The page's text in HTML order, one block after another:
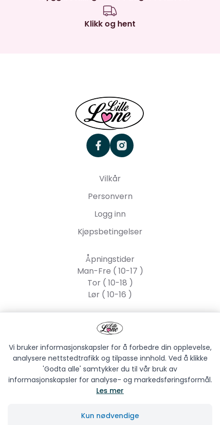
Klikk og hent
facebookinstagram
Vilkår
Personvern
Logg inn
Kjøpsbetingelser
Åpningstider
Man-Fre ( 10-17 )
Tor ( 10-18 )
Lør ( 10-16 )
Strandgata 55, 2317
Hamar
Vi bruker informasjonskapsler for å forbedre din opplevelse,
analysere nettstedtrafikk og tilpasse innhold. Ved å klikke
'Godta alle' samtykker du til vår bruk av
informasjonskapsler for analyse- og markedsføringsformål.
Les mer
Kun nødvendige